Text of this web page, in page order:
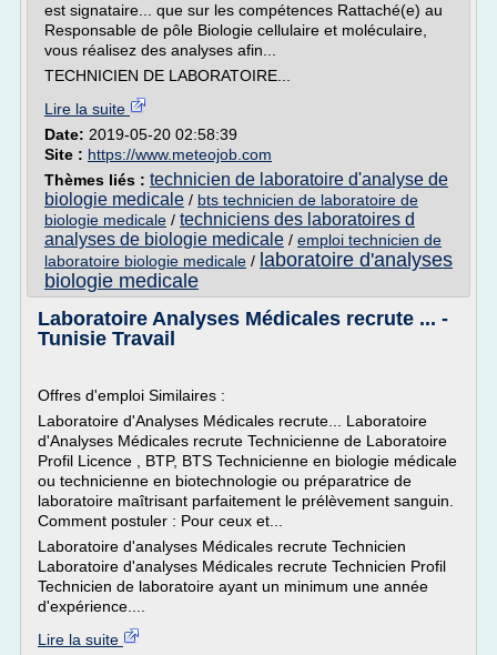
est signataire... que sur les compétences Rattaché(e) au
Responsable de pôle Biologie cellulaire et moléculaire,
vous réalisez des analyses afin...
TECHNICIEN DE LABORATOIRE...
Lire la suite
Date: 2019-05-20 02:58:39
Site : https://www.meteojob.com
Thèmes liés : technicien de laboratoire d'analyse de
biologie medicale / bts technicien de laboratoire de
biologie medicale / techniciens des laboratoires d
analyses de biologie medicale / emploi technicien de
laboratoire biologie medicale / laboratoire d'analyses
biologie medicale
Laboratoire Analyses Médicales recrute ... -
Tunisie Travail
Offres d'emploi Similaires :
Laboratoire d'Analyses Médicales recrute... Laboratoire
d'Analyses Médicales recrute Technicienne de Laboratoire
Profil Licence , BTP, BTS Technicienne en biologie médicale
ou technicienne en biotechnologie ou préparatrice de
laboratoire maîtrisant parfaitement le prélèvement sanguin.
Comment postuler : Pour ceux et...
Laboratoire d'analyses Médicales recrute Technicien
Laboratoire d'analyses Médicales recrute Technicien Profil
Technicien de laboratoire ayant un minimum une année
d'expérience....
Lire la suite